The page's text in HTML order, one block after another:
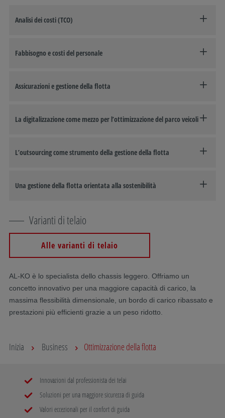
Analisi dei costi (TCO)
Fabbisogno e costi del personale
Assicurazioni e gestione della flotta
La digitalizzazione come mezzo per l’ottimizzazione del parco veicoli
L’outsourcing come strumento della gestione della flotta
Una gestione della flotta orientata alla sostenibilità
Varianti di telaio
Alle varianti di telaio
AL-KO è lo specialista dello chassis leggero. Offriamo un
concetto innovativo per una maggiore capacità di carico, la
massima flessibilità dimensionale, un bordo di carico ribassato e
prestazioni più efficienti grazie a un peso ridotto.
Inizia Business Ottimizzazione della flotta
Innovazioni dal professionista dei telai
Soluzioni per una maggiore sicurezza di guida
Valori eccezionali per il confort di guida